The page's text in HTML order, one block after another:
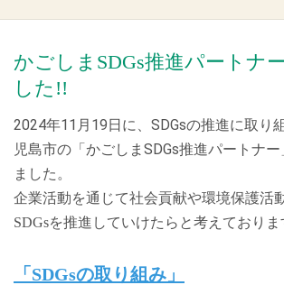
【表彰関連】の「表彰実績」を更新しました
2026.04.20
ました！
2026.04.20
健康経営の取り組みを更新しました！
かごしまSDGs推進パートナ
した!!
2024年11月19日に、SDGsの推進に取り
児島市の「かごしまSDGs推進パートナ
ました。
企業活動を通じて社会貢献や環境保護活
SDGsを推進していけたらと考えておりま
「SDGsの取り組み」